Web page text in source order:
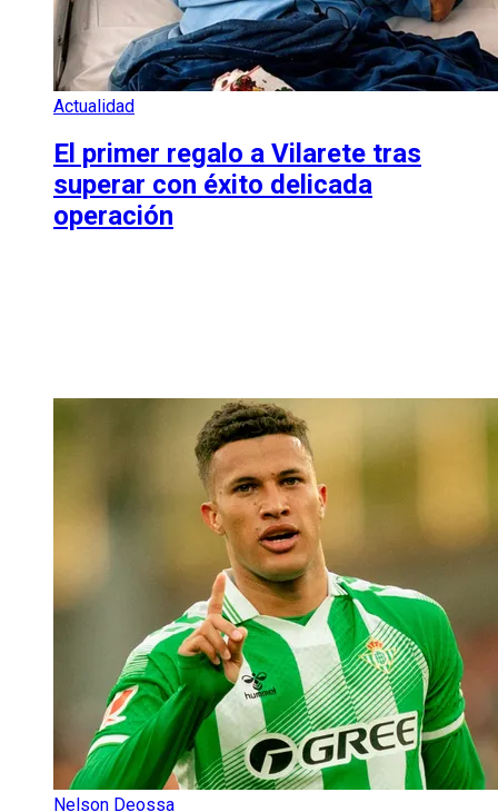
Actualidad
El primer regalo a Vilarete tras
superar con éxito delicada
operación
Nelson Deossa